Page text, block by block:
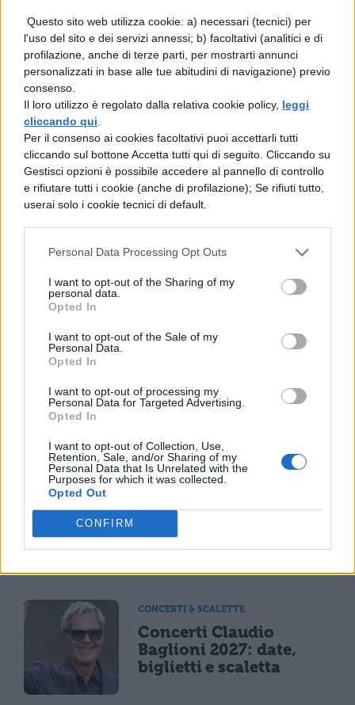
Questo sito web utilizza cookie: a) necessari (tecnici) per
l'uso del sito e dei servizi annessi; b) facoltativi (analitici e di
profilazione, anche di terze parti, per mostrarti annunci
personalizzati in base alle tue abitudini di navigazione) previo
consenso.
Il loro utilizzo è regolato dalla relativa cookie policy, leggi
cliccando qui
Per il consenso ai cookies facoltativi puoi accettarli tutti
cliccando sul bottone Accetta tutti qui di seguito. Cliccando su
Gestisci opzioni è possibile accedere al pannello di controllo
e rifiutare tutti i cookie (anche di profilazione); Se rifiuti tutto,
userai solo i cookie tecnici di default.
Personal Data Processing Opt Outs
I want to opt-out of the Sharing of my
personal data.
Opted In
I want to opt-out of the Sale of my
Personal Data.
Opted In
I want to opt-out of processing my
Personal Data for Targeted Advertising.
Opted In
I want to opt-out of Collection, Use,
Retention, Sale, and/or Sharing of my
Personal Data that Is Unrelated with the
Purposes for which it was collected.
Opted Out
CONFIRM
Hawaii è di Joi.
TI POTREBBE INTERESSARE
NEWS LIFESTYLE
Francia vieta i social ai
minori di 15 anni dal 1°
settembre: come
funziona il controllo
dell'età
Oltre uno studente su
e social nella
generazione Z
CONCERTI & SCALETTE
Bad Bunny, concerto
integrale e modalità
operative
CONCERTI & SCALETTE
Concerti Claudio
Baglioni 2027: date,
biglietti e scaletta